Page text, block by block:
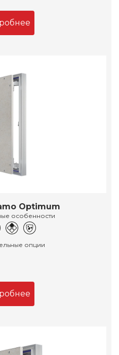
Optimum
особенности
опции